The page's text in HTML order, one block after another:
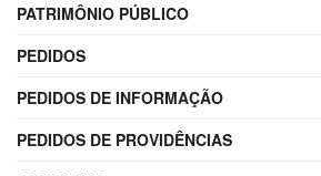
PATRIMÔNIO PÚBLICO
PEDIDOS
PEDIDOS DE INFORMAÇÃO
PEDIDOS DE PROVIDÊNCIAS